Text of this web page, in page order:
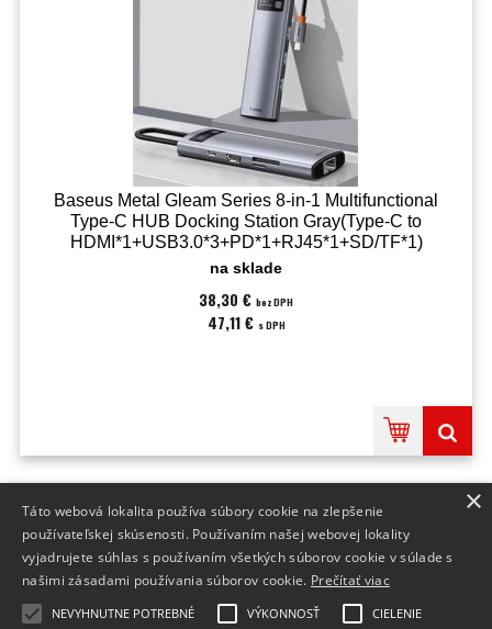
Baseus Metal Gleam Series 8-in-1 Multifunctional
Type-C HUB Docking Station Gray(Type-C to
HDMI*1+USB3.0*3+PD*1+RJ45*1+SD/TF*1)
(BRA013895)
na sklade
38,30 € bez DPH
47,11 € s DPH
INFO
DODANIE TOVARU
×
Táto webová lokalita používa súbory cookie na zlepšenie
používateľskej skúsenosti. Používaním našej webovej lokality
vyjadrujete súhlas s používaním všetkých súborov cookie v súlade s
našimi zásadami používania súborov cookie. Prečítať viac
NEVYHNUTNE POTREBNÉ VÝKONNOSŤ CIELENIE